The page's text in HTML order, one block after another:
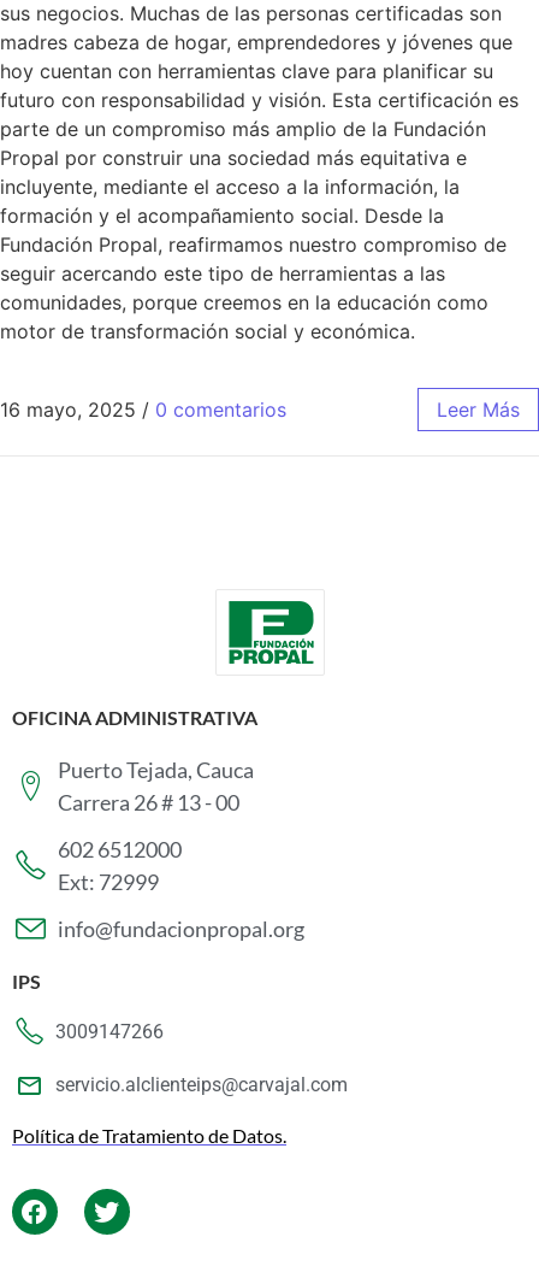
sus negocios. Muchas de las personas certificadas son
madres cabeza de hogar, emprendedores y jóvenes que
hoy cuentan con herramientas clave para planificar su
futuro con responsabilidad y visión. Esta certificación es
parte de un compromiso más amplio de la Fundación
Propal por construir una sociedad más equitativa e
incluyente, mediante el acceso a la información, la
formación y el acompañamiento social. Desde la
Fundación Propal, reafirmamos nuestro compromiso de
seguir acercando este tipo de herramientas a las
comunidades, porque creemos en la educación como
motor de transformación social y económica.
16 mayo, 2025 / 0 comentarios Leer Más
OFICINA ADMINISTRATIVA
Puerto Tejada, Cauca
Carrera 26 # 13 - 00
602 6512000
Ext: 72999
info@fundacionpropal.org
IPS
3009147266
servicio.alclienteips@carvajal.com
Política de Tratamiento de Datos.